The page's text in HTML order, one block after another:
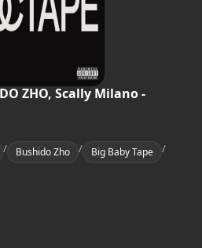
ZHO, Scally Milano -
/ Bushido Zho / Big Baby Tape /